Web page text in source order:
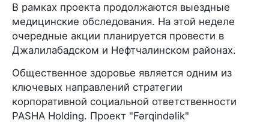
В рамках проекта продолжаются выездные
медицинские обследования. На этой неделе
очередные акции планируется провести в
Джалилабадском и Нефтчалинском районах.
Общественное здоровье является одним из
ключевых направлений стратегии
корпоративной социальной ответственности
PASHA Holding. Проект "Fərqindəlik"